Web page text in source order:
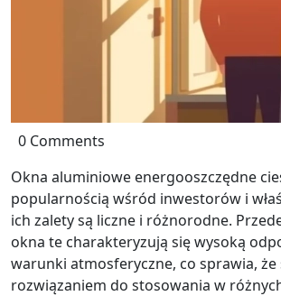
0 Comments
Okna aluminiowe energooszczędne
popularnością wśród inwestorów i
ich zalety są liczne i różnorodne.
okna te charakteryzują się wysoką
warunki atmosferyczne, co sprawia, że
rozwiązaniem do stosowania w